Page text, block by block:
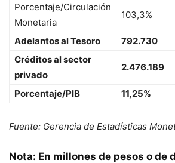
Porcentaje/Circulación
Monetaria
103,3%
Adelantos al Tesoro 792.730
Créditos al sector
privado
2.476.189
Porcentaje/PIB 11,25%
Fuente: Gerencia de Estadísticas
Nota: En millones de pesos o de